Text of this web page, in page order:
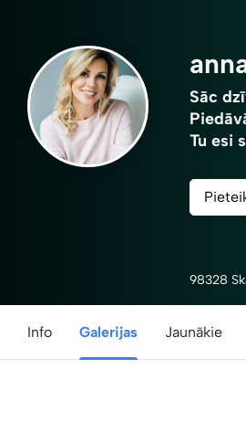
Sāc
Tu esi
98328
Info Galerijas Jaunākie